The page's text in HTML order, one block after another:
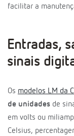
facilitar a
Entradas,
sinais
Os modelos LM da
de unidades de
em volts ou
Celsius,